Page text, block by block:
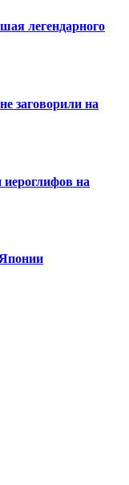
легендарного
заговорили на
на